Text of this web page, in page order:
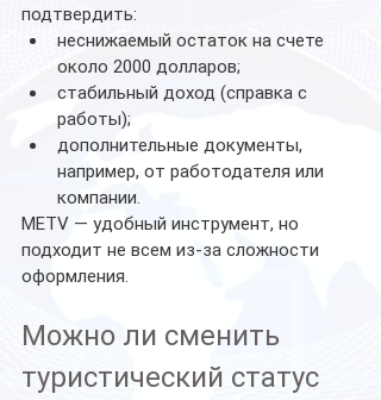
подтвердить:
неснижаемый остаток на счете
около 2000 долларов;
стабильный доход (справка с
работы);
дополнительные документы,
например, от работодателя или
компании.
METV — удобный инструмент, но
подходит не всем из-за сложности
оформления.
Можно ли сменить
туристический статус